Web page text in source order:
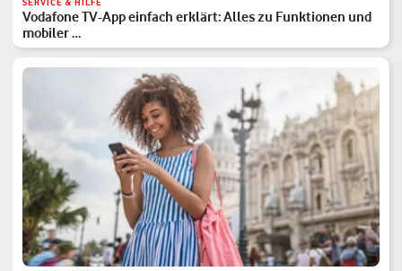
SERVICE & HILFE
Vodafone TV-App einfach erklärt: Alles zu Funktionen und
mobiler …